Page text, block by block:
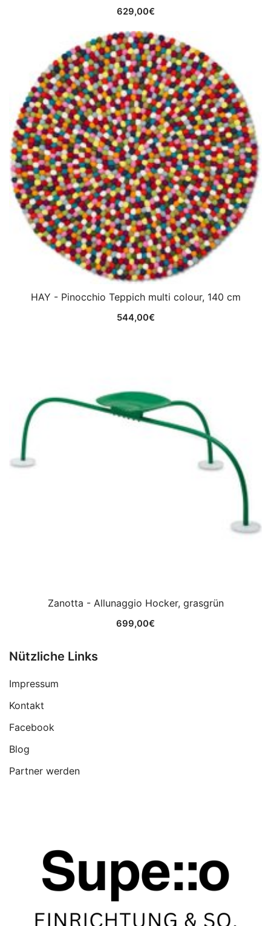
629,00€
HAY - Pinocchio Teppich multi colour, 140 cm
544,00€
Zanotta - Allunaggio Hocker, grasgrün
699,00€
Nützliche Links
Impressum
Kontakt
Facebook
Blog
Partner werden